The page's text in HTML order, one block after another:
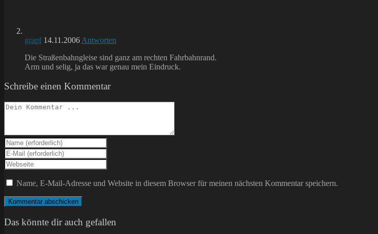
grapf 14.11.2006 Antworten
Die Straßenbahngleise sind ganz am rechten Fahrbahnrand.
Arm und selig, ja das war genau mein Eindruck.
Schreibe einen Kommentar
Kommentieren
Gib
deinen
Namen
oder
Benutzernamen
zum
Kommentieren
ein
Gib
deine
E-
Mail-
Adresse
zum
Kommentieren
Gib
deine
Website-
ein
(optional)
Name, E-Mail-Adresse und Website in diesem Browser für meinen nächsten Kommentar speichern.
Das könnte dir auch gefallen